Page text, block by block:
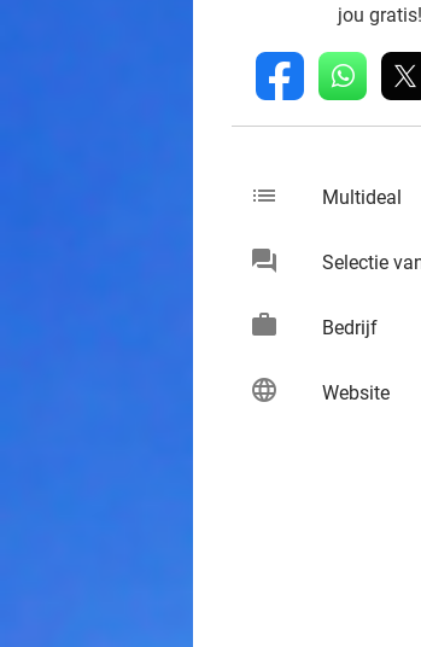
jou
fb whatsapp
list Multideal
chat Selectie
work Bedrijf
language Website